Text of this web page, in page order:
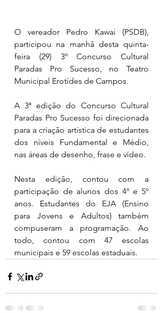
O vereador Pedro Kawai (PSDB),
participou na manhã desta quinta-
feira (29) 3º Concurso Cultural
Paradas Pro Sucesso, no Teatro
Municipal Erotídes de Campos.
A 3ª edição do Concurso Cultural
Paradas Pro Sucesso foi direcionada
para a criação artística de estudantes
dos níveis Fundamental e Médio,
nas áreas de desenho, frase e vídeo.
Nesta edição, contou com a
participação de alunos dos 4º e 5º
anos. Estudantes do EJA (Ensino
para Jovens e Adultos) também
compuseram a programação. Ao
todo, contou com 47 escolas
municipais e 59 escolas estaduais.